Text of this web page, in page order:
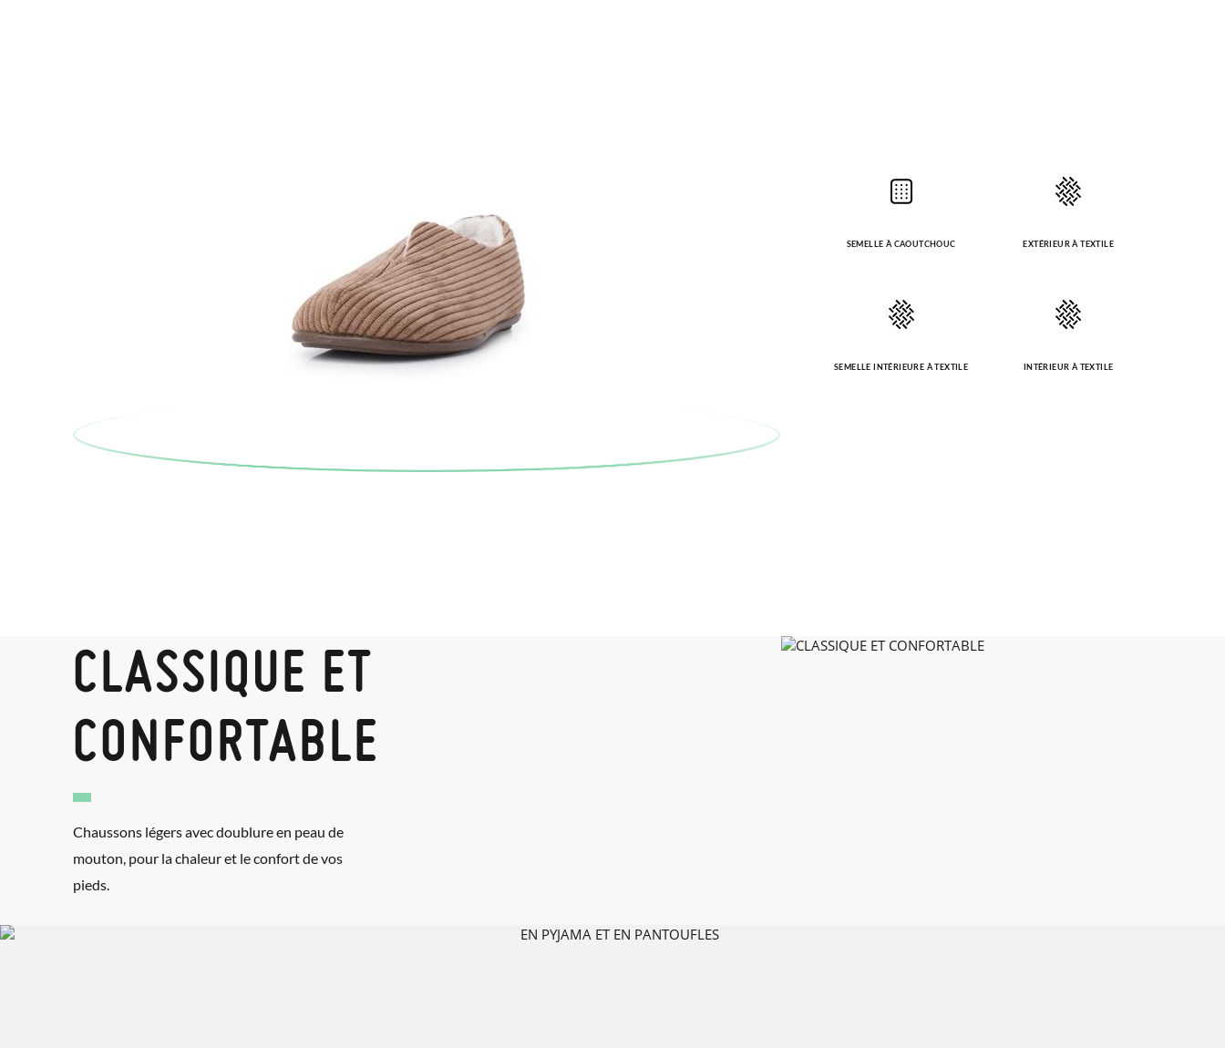
SEMELLE À CAOUTCHOUC EXTÉRIEUR À TEXTILE
SEMELLE INTÉRIEURE À TEXTILE INTÉRIEUR À TEXTILE
CLASSIQUE ET
CONFORTABLE
Chaussons légers avec doublure en peau de
mouton, pour la chaleur et le confort de vos
pieds.